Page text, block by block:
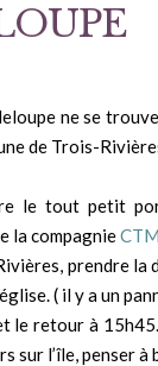
ne se
de Trois-
le tout petit
la compagnie
prendre la
( il y a un
le retour à
sur l’île, penser